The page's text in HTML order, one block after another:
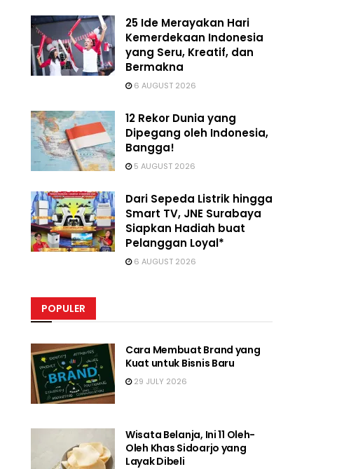
25 Ide Merayakan Hari
Kemerdekaan Indonesia
yang Seru, Kreatif, dan
Bermakna
6 AUGUST 2026
12 Rekor Dunia yang
Dipegang oleh Indonesia,
Bangga!
5 AUGUST 2026
Dari Sepeda Listrik hingga
Smart TV, JNE Surabaya
Siapkan Hadiah buat
Pelanggan Loyal*
6 AUGUST 2026
POPULER
Cara Membuat Brand yang
Kuat untuk Bisnis Baru
29 JULY 2026
Wisata Belanja, Ini 11 Oleh-
Oleh Khas Sidoarjo yang
Layak Dibeli